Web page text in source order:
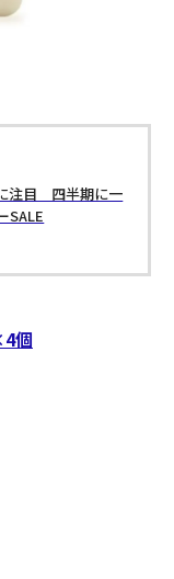
注目 四半期に一
SALE
個